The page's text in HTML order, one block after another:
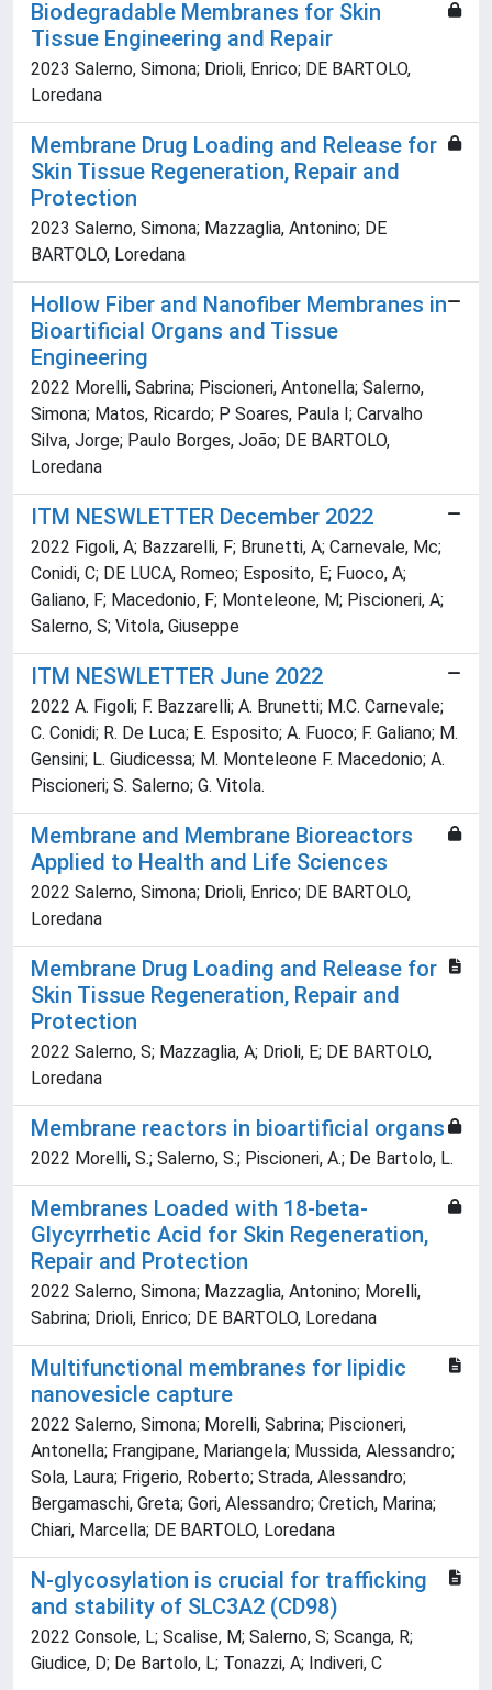
Biodegradable Membranes for Skin
Tissue Engineering and Repair
2023 Salerno, Simona; Drioli, Enrico; DE BARTOLO,
Loredana
Membrane Drug Loading and Release for
Skin Tissue Regeneration, Repair and
Protection
2023 Salerno, Simona; Mazzaglia, Antonino; DE
BARTOLO, Loredana
Hollow Fiber and Nanofiber Membranes in
Bioartificial Organs and Tissue
Engineering
2022 Morelli, Sabrina; Piscioneri, Antonella; Salerno,
Simona; Matos, Ricardo; P Soares, Paula I; Carvalho
Silva, Jorge; Paulo Borges, João; DE BARTOLO,
Loredana
ITM NESWLETTER December 2022
2022 Figoli, A; Bazzarelli, F; Brunetti, A; Carnevale, Mc;
Conidi, C; DE LUCA, Romeo; Esposito, E; Fuoco, A;
Galiano, F; Macedonio, F; Monteleone, M; Piscioneri, A;
Salerno, S; Vitola, Giuseppe
ITM NESWLETTER June 2022
2022 A. Figoli; F. Bazzarelli; A. Brunetti; M.C. Carnevale;
C. Conidi; R. De Luca; E. Esposito; A. Fuoco; F. Galiano; M.
Gensini; L. Giudicessa; M. Monteleone F. Macedonio; A.
Piscioneri; S. Salerno; G. Vitola.
Membrane and Membrane Bioreactors
Applied to Health and Life Sciences
2022 Salerno, Simona; Drioli, Enrico; DE BARTOLO,
Loredana
Membrane Drug Loading and Release for
Skin Tissue Regeneration, Repair and
Protection
2022 Salerno, S; Mazzaglia, A; Drioli, E; DE BARTOLO,
Loredana
Membrane reactors in bioartificial organs
2022 Morelli, S.; Salerno, S.; Piscioneri, A.; De Bartolo, L.
Membranes Loaded with 18-beta-
Glycyrrhetic Acid for Skin Regeneration,
Repair and Protection
2022 Salerno, Simona; Mazzaglia, Antonino; Morelli,
Sabrina; Drioli, Enrico; DE BARTOLO, Loredana
Multifunctional membranes for lipidic
nanovesicle capture
2022 Salerno, Simona; Morelli, Sabrina; Piscioneri,
Antonella; Frangipane, Mariangela; Mussida, Alessandro;
Sola, Laura; Frigerio, Roberto; Strada, Alessandro;
Bergamaschi, Greta; Gori, Alessandro; Cretich, Marina;
Chiari, Marcella; DE BARTOLO, Loredana
N-glycosylation is crucial for trafficking
and stability of SLC3A2 (CD98)
2022 Console, L; Scalise, M; Salerno, S; Scanga, R;
Giudice, D; De Bartolo, L; Tonazzi, A; Indiveri, C